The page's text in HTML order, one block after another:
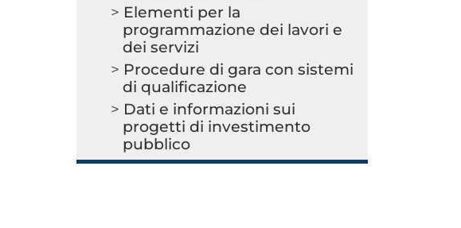
Elementi per la
programmazione dei lavori e
dei servizi
Procedure di gara con sistemi
di qualificazione
Dati e informazioni sui
progetti di investimento
pubblico